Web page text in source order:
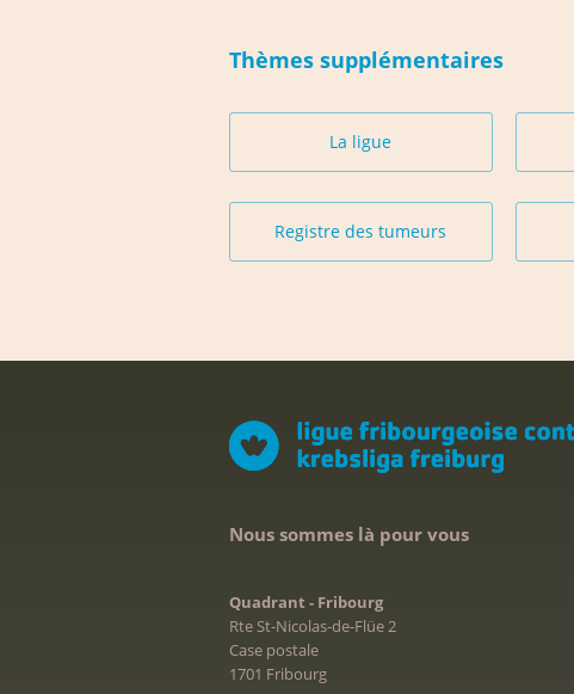
Thèmes supplémentaires
La ligue
Registre des tumeurs
Nous sommes là pour vous
Quadrant - Fribourg
Rte St-Nicolas-de-Flüe 2
Case postale
1701 Fribourg